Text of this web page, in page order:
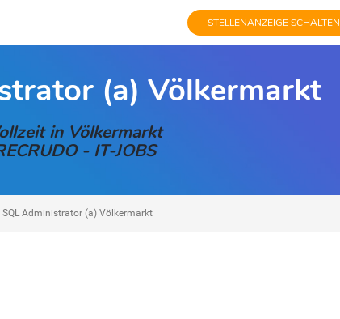
STELLENANZEIGE SCHALTEN
(a) Völkermarkt
in Völkermarkt
- IT-JOBS
SQL Administrator (a) Völkermarkt